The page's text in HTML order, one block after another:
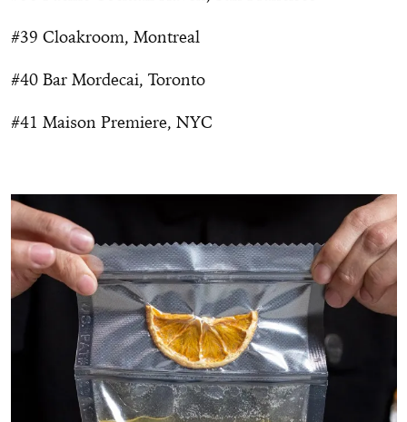
#39 Cloakroom, Montreal
#40 Bar Mordecai, Toronto
#41 Maison Premiere, NYC